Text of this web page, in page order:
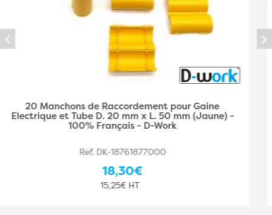
Coffret 50 Connecteurs Électriques à Levier pour Fils
Rigides et Souples - D-Work
Ref. RIB-PRGOU050DOM
35,70€
29,75€ HT